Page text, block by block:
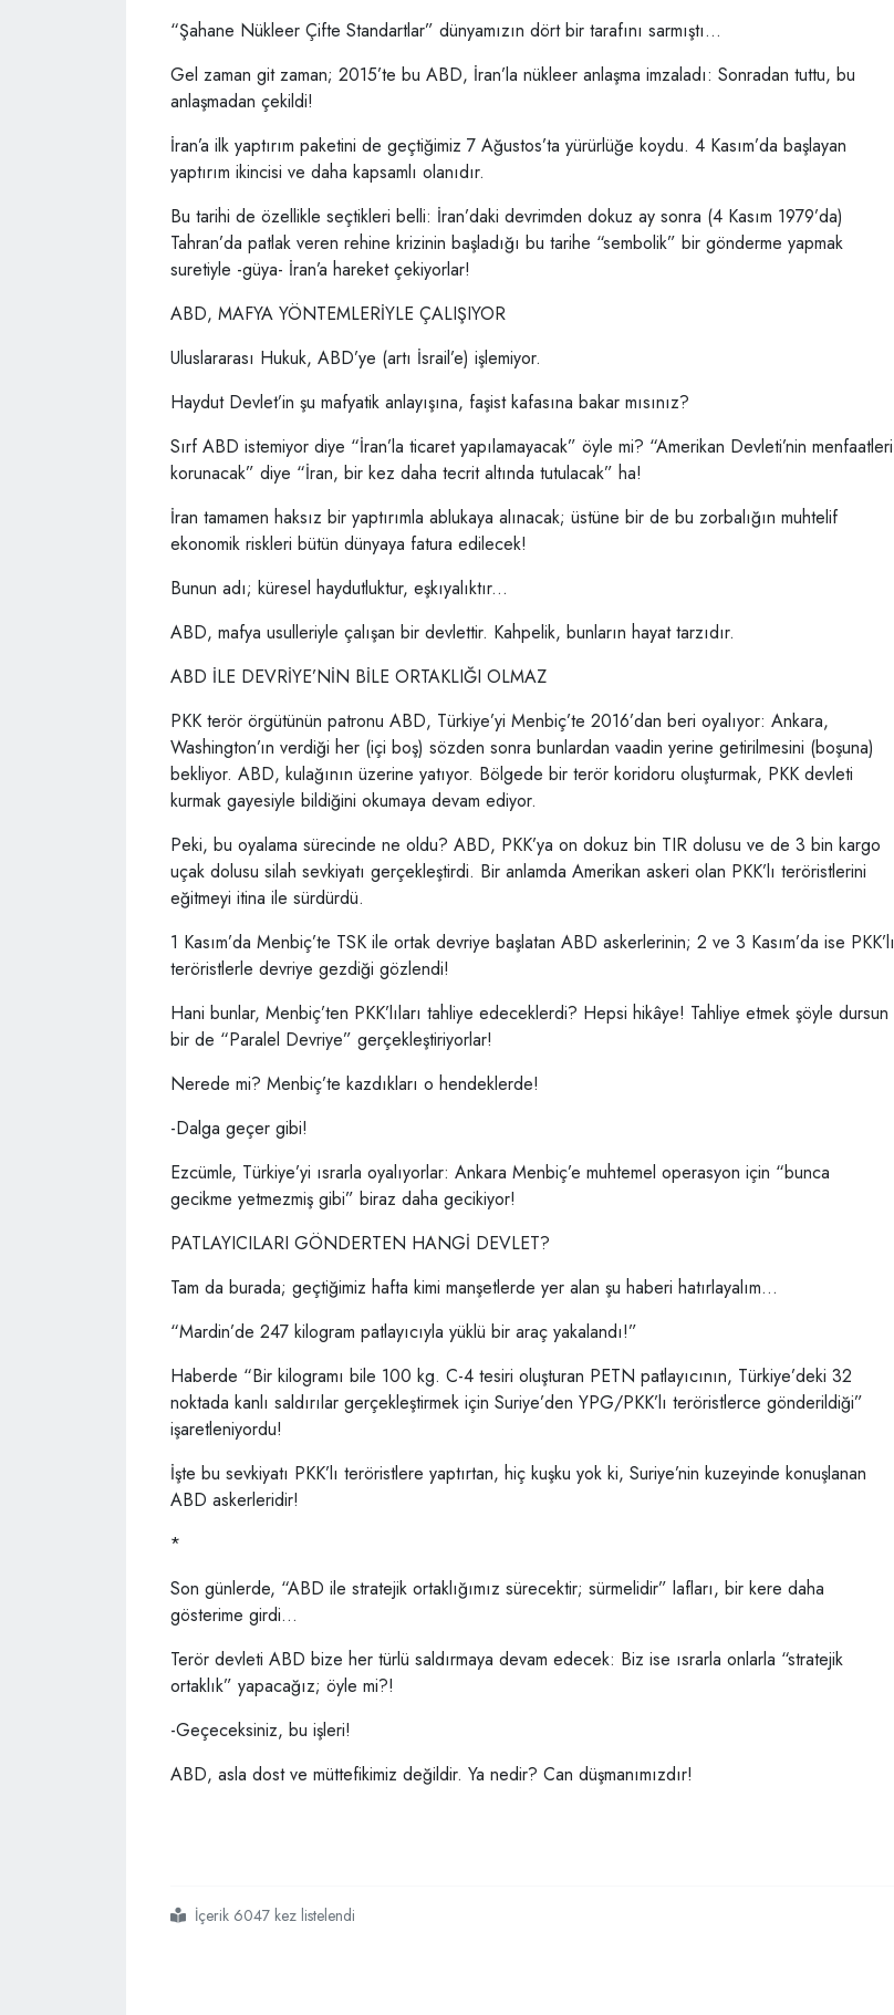
“Şahane Nükleer Çifte Standartlar” dünyamızın dört bir tarafını sarmıştı…
Gel zaman git zaman; 2015’te bu ABD, İran’la nükleer anlaşma imzaladı: Sonradan tuttu, bu
anlaşmadan çekildi!
İran’a ilk yaptırım paketini de geçtiğimiz 7 Ağustos’ta yürürlüğe koydu. 4 Kasım’da başlayan
yaptırım ikincisi ve daha kapsamlı olanıdır.
Bu tarihi de özellikle seçtikleri belli: İran’daki devrimden dokuz ay sonra (4 Kasım 1979’da)
Tahran’da patlak veren rehine krizinin başladığı bu tarihe “sembolik” bir gönderme yapmak
suretiyle -güya- İran’a hareket çekiyorlar!
ABD, MAFYA YÖNTEMLERİYLE ÇALIŞIYOR
Uluslararası Hukuk, ABD’ye (artı İsrail’e) işlemiyor.
Haydut Devlet’in şu mafyatik anlayışına, faşist kafasına bakar mısınız?
Sırf ABD istemiyor diye “İran’la ticaret yapılamayacak” öyle mi? “Amerikan Devleti’nin menfaatleri
korunacak” diye “İran, bir kez daha tecrit altında tutulacak” ha!
İran tamamen haksız bir yaptırımla ablukaya alınacak; üstüne bir de bu zorbalığın muhtelif
ekonomik riskleri bütün dünyaya fatura edilecek!
Bunun adı; küresel haydutluktur, eşkıyalıktır...
ABD, mafya usulleriyle çalışan bir devlettir. Kahpelik, bunların hayat tarzıdır.
ABD İLE DEVRİYE’NİN BİLE ORTAKLIĞI OLMAZ
PKK terör örgütünün patronu ABD, Türkiye’yi Menbiç’te 2016’dan beri oyalıyor: Ankara,
Washington’ın verdiği her (içi boş) sözden sonra bunlardan vaadin yerine getirilmesini (boşuna)
bekliyor. ABD, kulağının üzerine yatıyor. Bölgede bir terör koridoru oluşturmak, PKK devleti
kurmak gayesiyle bildiğini okumaya devam ediyor.
Peki, bu oyalama sürecinde ne oldu? ABD, PKK’ya on dokuz bin TIR dolusu ve de 3 bin kargo
uçak dolusu silah sevkiyatı gerçekleştirdi. Bir anlamda Amerikan askeri olan PKK’lı teröristlerini
eğitmeyi itina ile sürdürdü.
1 Kasım’da Menbiç’te TSK ile ortak devriye başlatan ABD askerlerinin; 2 ve 3 Kasım’da ise PKK’lı
teröristlerle devriye gezdiği gözlendi!
Hani bunlar, Menbiç’ten PKK’lıları tahliye edeceklerdi? Hepsi hikâye! Tahliye etmek şöyle dursun
bir de “Paralel Devriye” gerçekleştiriyorlar!
Nerede mi? Menbiç’te kazdıkları o hendeklerde!
-Dalga geçer gibi!
Ezcümle, Türkiye’yi ısrarla oyalıyorlar: Ankara Menbiç’e muhtemel operasyon için “bunca
gecikme yetmezmiş gibi” biraz daha gecikiyor!
PATLAYICILARI GÖNDERTEN HANGİ DEVLET?
Tam da burada; geçtiğimiz hafta kimi manşetlerde yer alan şu haberi hatırlayalım…
“Mardin’de 247 kilogram patlayıcıyla yüklü bir araç yakalandı!”
Haberde “Bir kilogramı bile 100 kg. C-4 tesiri oluşturan PETN patlayıcının, Türkiye’deki 32
noktada kanlı saldırılar gerçekleştirmek için Suriye’den YPG/PKK’lı teröristlerce gönderildiği”
işaretleniyordu!
İşte bu sevkiyatı PKK’lı teröristlere yaptırtan, hiç kuşku yok ki, Suriye’nin kuzeyinde konuşlanan
ABD askerleridir!
*
Son günlerde, “ABD ile stratejik ortaklığımız sürecektir; sürmelidir” lafları, bir kere daha
gösterime girdi…
Terör devleti ABD bize her türlü saldırmaya devam edecek: Biz ise ısrarla onlarla “stratejik
ortaklık” yapacağız; öyle mi?!
-Geçeceksiniz, bu işleri!
ABD, asla dost ve müttefikimiz değildir. Ya nedir? Can düşmanımızdır!
#yaptırımınız
#batsınİçerik 6047 kez listelendi